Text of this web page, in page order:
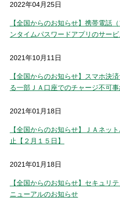
2022年04月25日
【全国からのお知らせ】携帯電話
ンタイムパスワードアプリのサー
2021年10月11日
【全国からのお知らせ】スマホ決
る一部ＪＡ口座でのチャージ不可
2021年01月18日
【全国からのお知らせ】ＪＡネッ
止【２月１５日】
2021年01月18日
【全国からのお知らせ】セキュリ
ニューアルのお知らせ